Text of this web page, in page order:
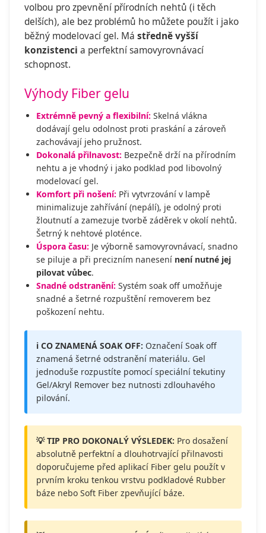
volbou pro zpevnění přírodních nehtů (i těch
delších), ale bez problémů ho můžete použít i jako
běžný modelovací gel. Má středně vyšší
konzistenci a perfektní samovyrovnávací
schopnost.
Výhody Fiber gelu
Extrémně pevný a flexibilní: Skelná vlákna
dodávají gelu odolnost proti praskání a zároveň
zachovávají jeho pružnost.
Dokonalá přilnavost: Bezpečně drží na přírodním
nehtu a je vhodný i jako podklad pod libovolný
modelovací gel.
Komfort při nošení: Při vytvrzování v lampě
minimalizuje zahřívání (nepálí), je odolný proti
žloutnutí a zamezuje tvorbě záděrek v okolí nehtů.
Šetrný k nehtové ploténce.
Úspora času: Je výborně samovyrovnávací, snadno
se piluje a při precizním nanesení není nutné jej
pilovat vůbec.
Snadné odstranění: Systém soak off umožňuje
snadné a šetrné rozpuštění removerem bez
poškození nehtu.
ℹ️ CO ZNAMENÁ SOAK OFF: Označení Soak off
znamená šetrné odstranění materiálu. Gel
jednoduše rozpustíte pomocí speciální tekutiny
Gel/Akryl Remover bez nutnosti zdlouhavého
pilování.
💡 TIP PRO DOKONALÝ VÝSLEDEK: Pro dosažení
absolutně perfektní a dlouhotrvající přilnavosti
doporučujeme před aplikací Fiber gelu použít v
prvním kroku tenkou vrstvu podkladové Rubber
báze nebo Soft Fiber zpevňující báze.